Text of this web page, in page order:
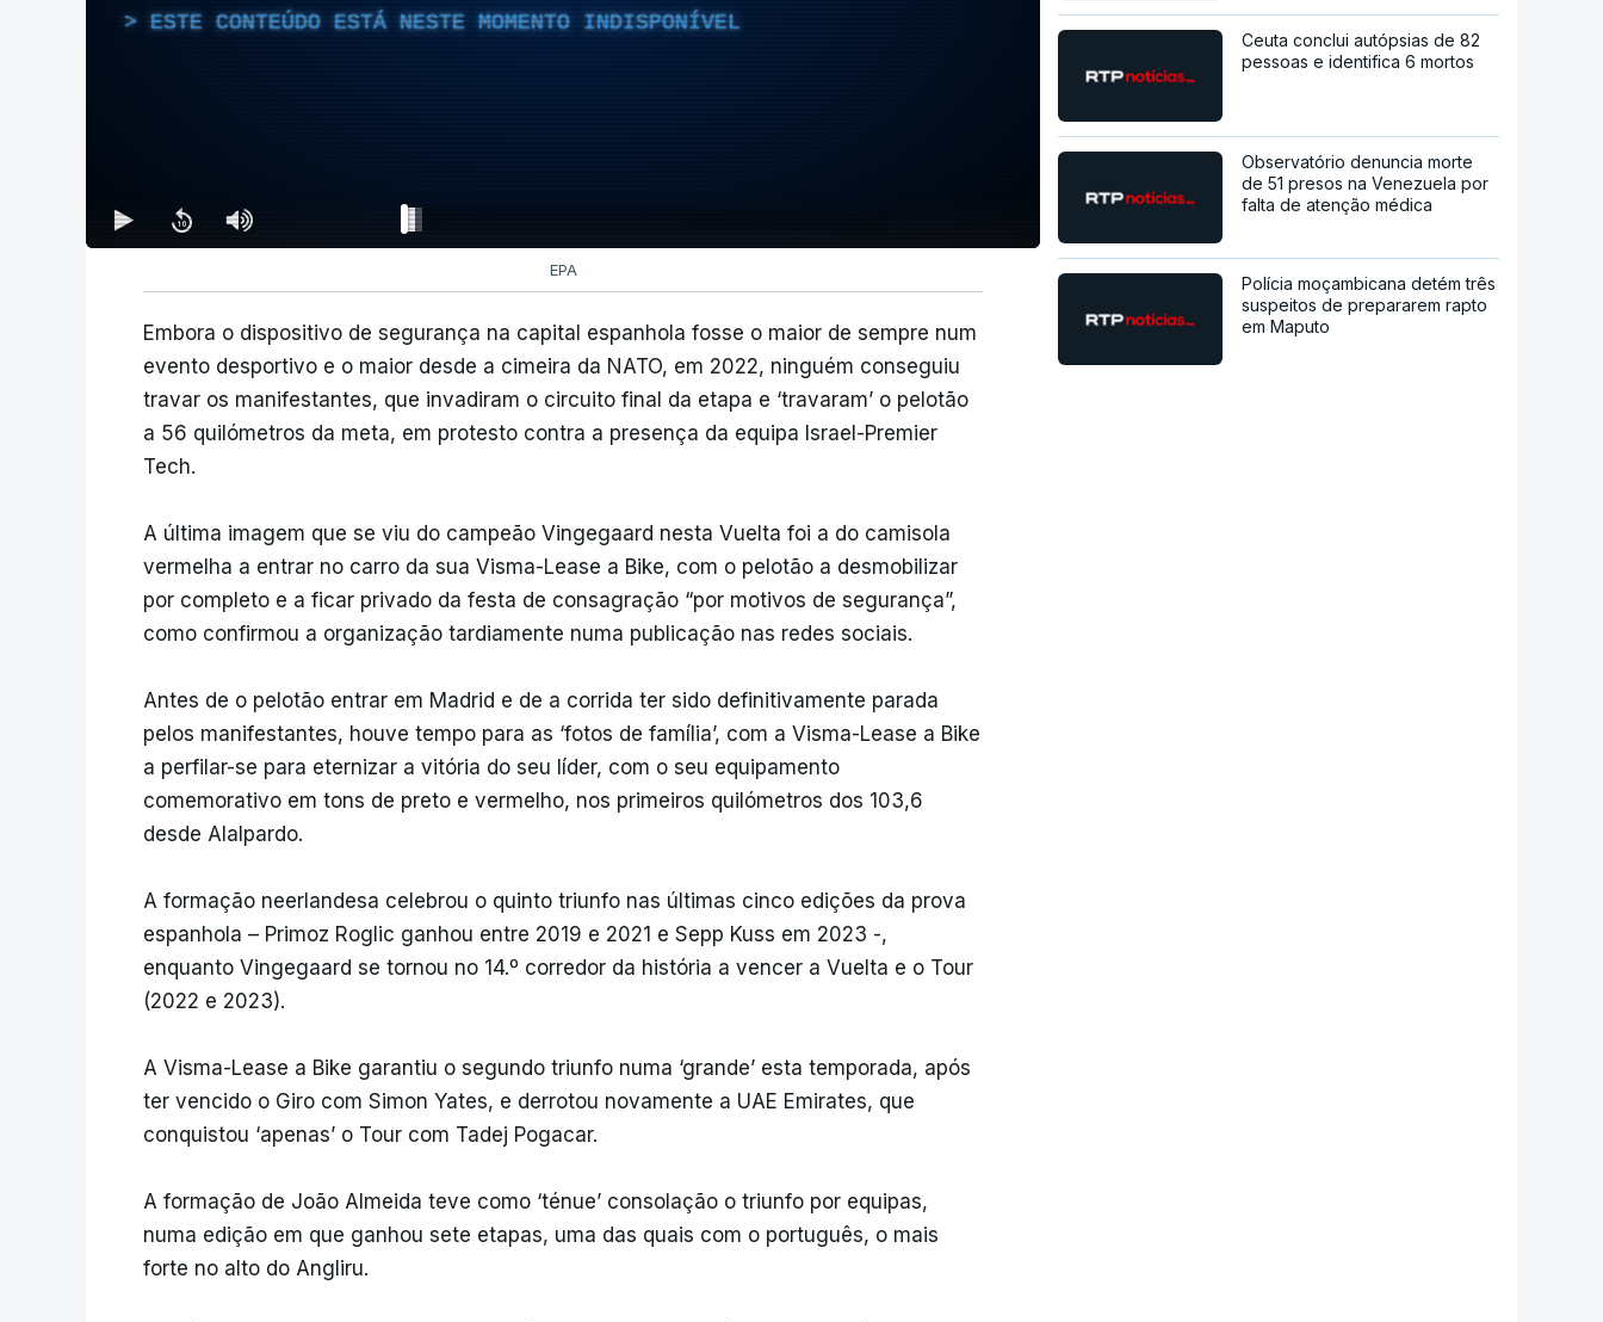
ESTE CONTEÚDO ESTÁ NESTE MOMENTO INDISPONÍVEL
EPA
Embora o dispositivo de segurança na capital espanhola fosse o maior de sempre num
evento desportivo e o maior desde a cimeira da NATO, em 2022, ninguém conseguiu
travar os manifestantes, que invadiram o circuito final da etapa e ‘travaram’ o pelotão
a 56 quilómetros da meta, em protesto contra a presença da equipa Israel-Premier
Tech.
A última imagem que se viu do campeão Vingegaard nesta Vuelta foi a do camisola
vermelha a entrar no carro da sua Visma-Lease a Bike, com o pelotão a desmobilizar
por completo e a ficar privado da festa de consagração “por motivos de segurança”,
como confirmou a organização tardiamente numa publicação nas redes sociais.
Antes de o pelotão entrar em Madrid e de a corrida ter sido definitivamente parada
pelos manifestantes, houve tempo para as ‘fotos de família’, com a Visma-Lease a Bike
a perfilar-se para eternizar a vitória do seu líder, com o seu equipamento
comemorativo em tons de preto e vermelho, nos primeiros quilómetros dos 103,6
desde Alalpardo.
A formação neerlandesa celebrou o quinto triunfo nas últimas cinco edições da prova
espanhola – Primoz Roglic ganhou entre 2019 e 2021 e Sepp Kuss em 2023 -,
enquanto Vingegaard se tornou no 14.º corredor da história a vencer a Vuelta e o Tour
(2022 e 2023).
A Visma-Lease a Bike garantiu o segundo triunfo numa ‘grande’ esta temporada, após
ter vencido o Giro com Simon Yates, e derrotou novamente a UAE Emirates, que
conquistou ‘apenas’ o Tour com Tadej Pogacar.
A formação de João Almeida teve como ‘ténue’ consolação o triunfo por equipas,
numa edição em que ganhou sete etapas, uma das quais com o português, o mais
forte no alto do Angliru.
Ceuta conclui autópsias de 82
pessoas e identifica 6 mortos
Observatório denuncia morte
de 51 presos na Venezuela por
falta de atenção médica
Polícia moçambicana detém três
suspeitos de prepararem rapto
em Maputo